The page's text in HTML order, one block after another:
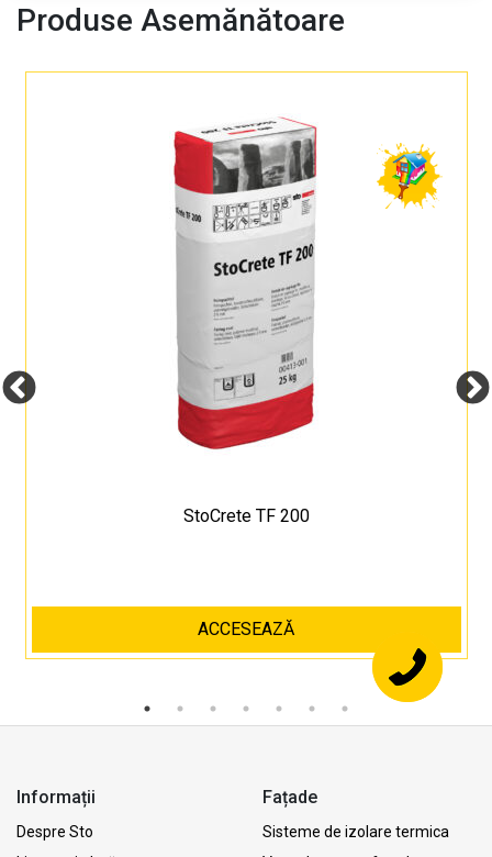
Produse Asemănătoare
StoCrete TF 200
ACCESEAZĂ
Informații
Despre Sto
Fațade
Sisteme de izolare termica